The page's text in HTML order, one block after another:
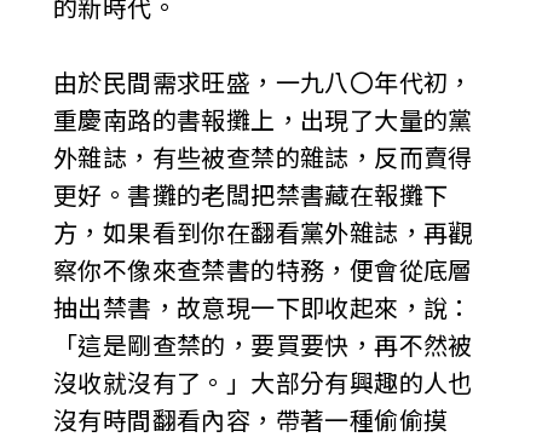
的新時代。
由於民間需求旺盛，一九八〇年代初，
重慶南路的書報攤上，出現了大量的黨
外雜誌，有些被查禁的雜誌，反而賣得
更好。書攤的老闆把禁書藏在報攤下
方，如果看到你在翻看黨外雜誌，再觀
察你不像來查禁書的特務，便會從底層
抽出禁書，故意現一下即收起來，說：
「這是剛查禁的，要買要快，再不然被
沒收就沒有了。」大部分有興趣的人也
沒有時間翻看內容，帶著一種偷偷摸